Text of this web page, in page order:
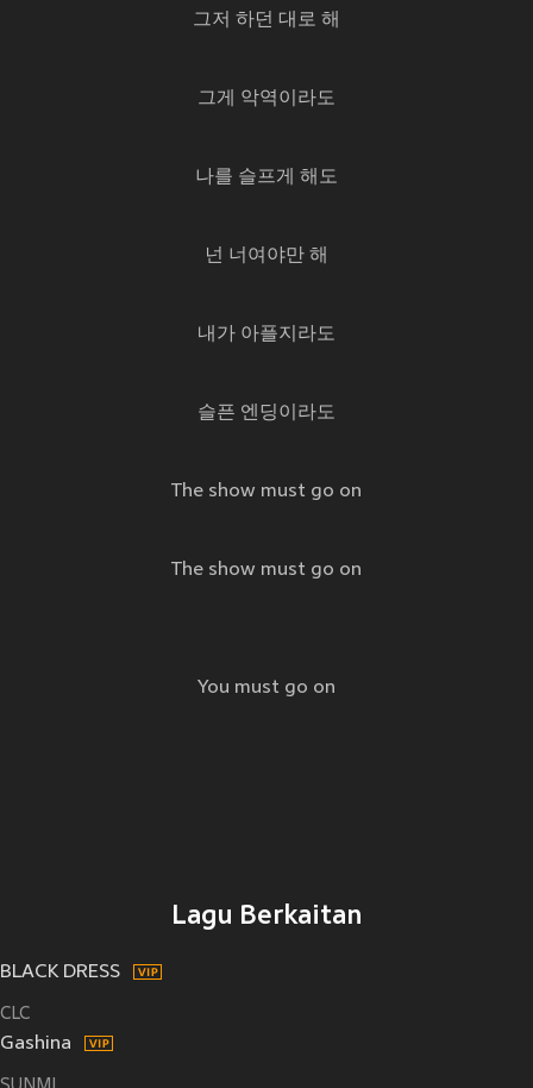
그저 하던 대로 해
그게 악역이라도
나를 슬프게 해도
넌 너여야만 해
내가 아플지라도
슬픈 엔딩이라도
The show must go on
The show must go on
You must go on
Lagu Berkaitan
BLACK DRESS
CLC
Gashina